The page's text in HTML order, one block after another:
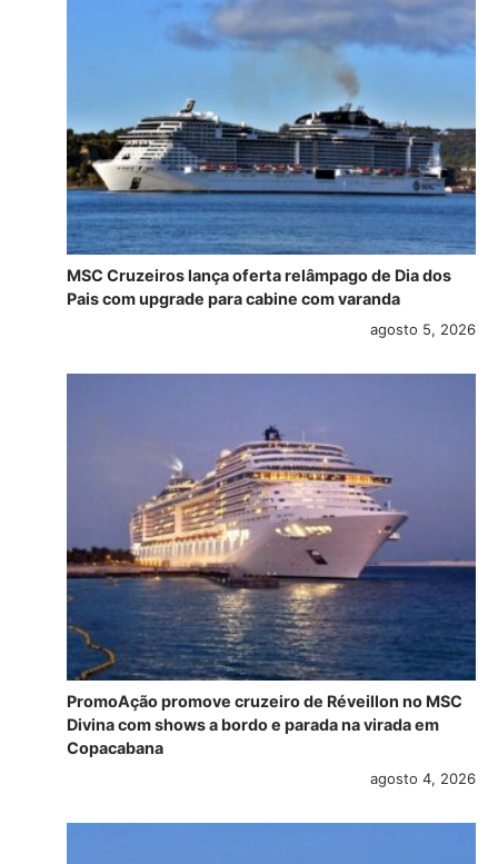
MSC Cruzeiros lança oferta relâmpago de Dia dos
Pais com upgrade para cabine com varanda
agosto 5, 2026
PromoAção promove cruzeiro de Réveillon no MSC
Divina com shows a bordo e parada na virada em
Copacabana
agosto 4, 2026